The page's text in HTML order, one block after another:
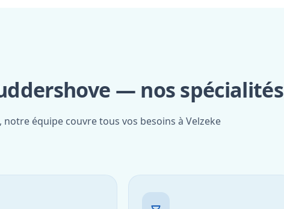
— nos spécialités
équipe couvre tous vos besoins à Velzeke